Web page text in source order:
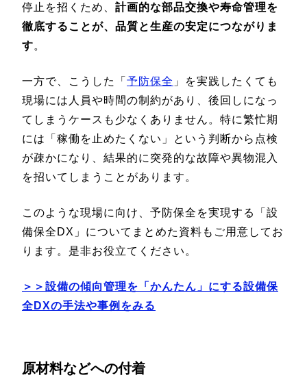
停止を招くため、 計画的な部品交換や寿命管理を
徹底することが、品質と生産の安定につながりま
す。
一方で、こうした「 予防保全 」を実践したくても
現場には人員や時間の制約があり、後回しになっ
てしまうケースも少なくありません。特に繁忙期
には「稼働を止めたくない」という判断から点検
が疎かになり、結果的に突発的な故障や異物混入
を招いてしまうことがあります。
このような現場に向け、予防保全を実現する「設
備保全DX」についてまとめた資料もご用意してお
ります。是非お役立てください。
＞＞設備の傾向管理を「かんたん」にする設備保
全DXの手法や事例をみる
原材料などへの付着